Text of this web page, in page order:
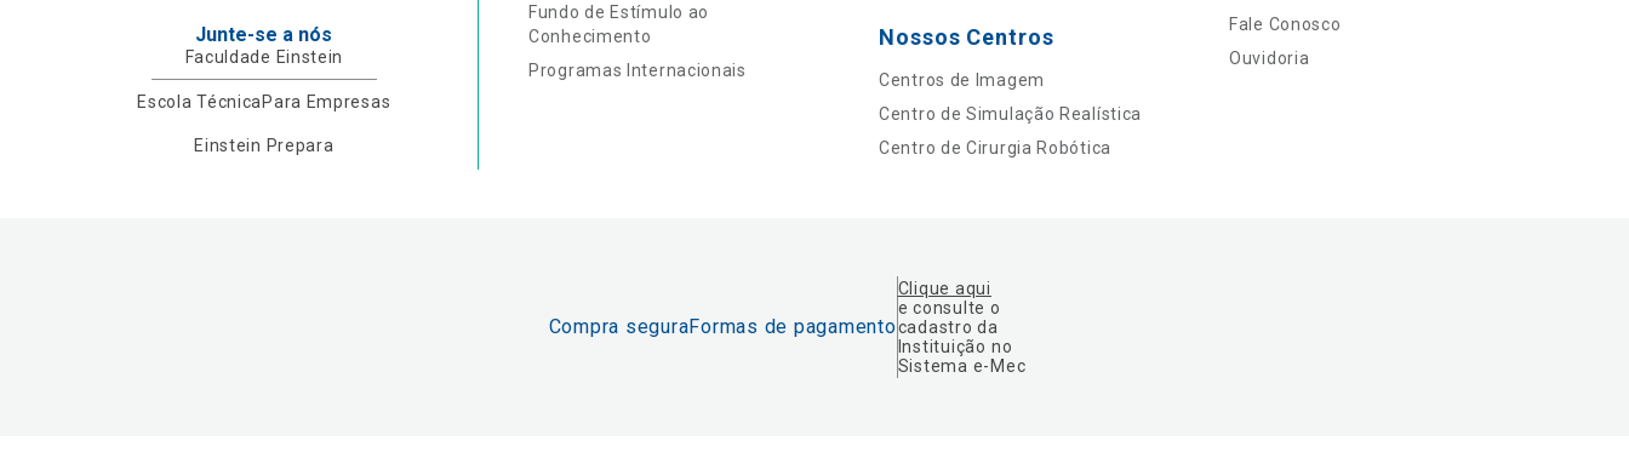
Junte-se a nós
Faculdade Einstein
Escola Técnica Para Empresas
Einstein Prepara
Fundo de Estímulo ao
Conhecimento
Programas Internacionais
Nossos Centros
Centros de Imagem
Centro de Simulação Realística
Centro de Cirurgia Robótica
Fale Conosco
Ouvidoria
Compra seguraFormas de pagamento
Clique aqui
e consulte o
cadastro da
Instituição no
Sistema e-Mec